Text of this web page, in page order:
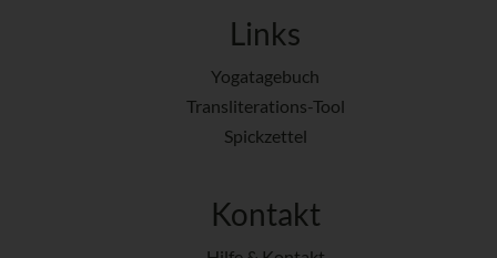
Links
Yogatagebuch
Transliterations-Tool
Spickzettel
Kontakt